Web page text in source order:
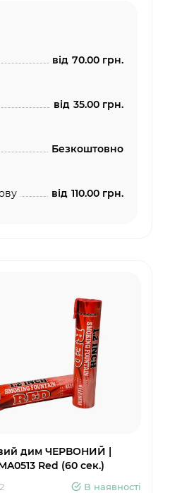
від 70.00 грн.
від 35.00 грн.
Безкоштовно
від 110.00 грн.
дим ЧЕРВОНИЙ |
Red (60 сек.)
В наявності